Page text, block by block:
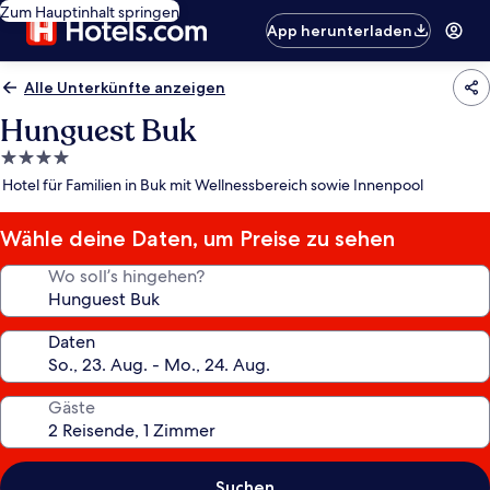
Zum Hauptinhalt springen
App herunterladen
Alle Unterkünfte anzeigen
Hunguest Buk
4.0-
Sterne-
Hotel für Familien in Buk mit Wellnessbereich sowie Innenpool
Wähle deine Daten, um Preise zu sehen
Wo soll’s hingehen?
Daten
Gäste